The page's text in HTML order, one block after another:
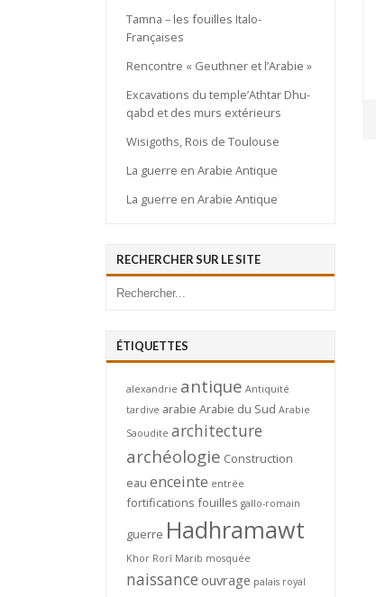
Tamna – les fouilles Italo-
Françaises
Rencontre « Geuthner et l’Arabie »
Excavations du temple’Athtar Dhu-
qabd et des murs extérieurs
Wisigoths, Rois de Toulouse
La guerre en Arabie Antique
La guerre en Arabie Antique
RECHERCHER SUR LE SITE
ÉTIQUETTES
alexandrie antique Antiquité
tardive arabie Arabie du Sud Arabie
Saoudite architecture
archéologie Construction
eau enceinte entrée
fortifications fouilles gallo-romain
guerre Hadhramawt
Khor Rorî Marib mosquée
naissance ouvrage palais royal